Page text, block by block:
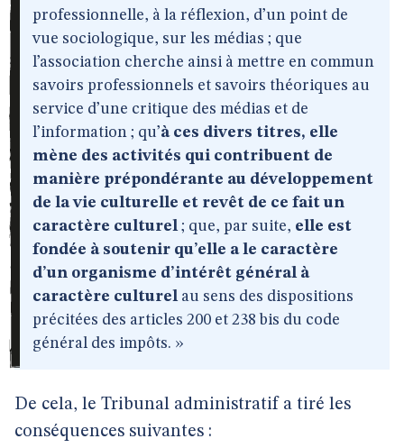
professionnelle, à la réflexion, d’un point de
vue sociologique, sur les médias ; que
l’association cherche ainsi à mettre en commun
savoirs professionnels et savoirs théoriques au
service d’une critique des médias et de
l’information ; qu’à ces divers titres, elle
mène des activités qui contribuent de
manière prépondérante au développement
de la vie culturelle et revêt de ce fait un
caractère culturel; que, par suite, elle est
fondée à soutenir qu’elle a le caractère
d’un organisme d’intérêt général à
caractère culturel au sens des dispositions
précitées des articles 200 et 238 bis du code
général des impôts. »
De cela, le Tribunal administratif a tiré les
conséquences suivantes :